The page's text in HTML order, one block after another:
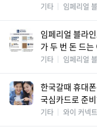
기타 임페리얼
임페리얼 블라
가 두 번 돈 드는
기타 임페리얼
한국갈때 휴대
국심카드로 준
기타 와이 커넥